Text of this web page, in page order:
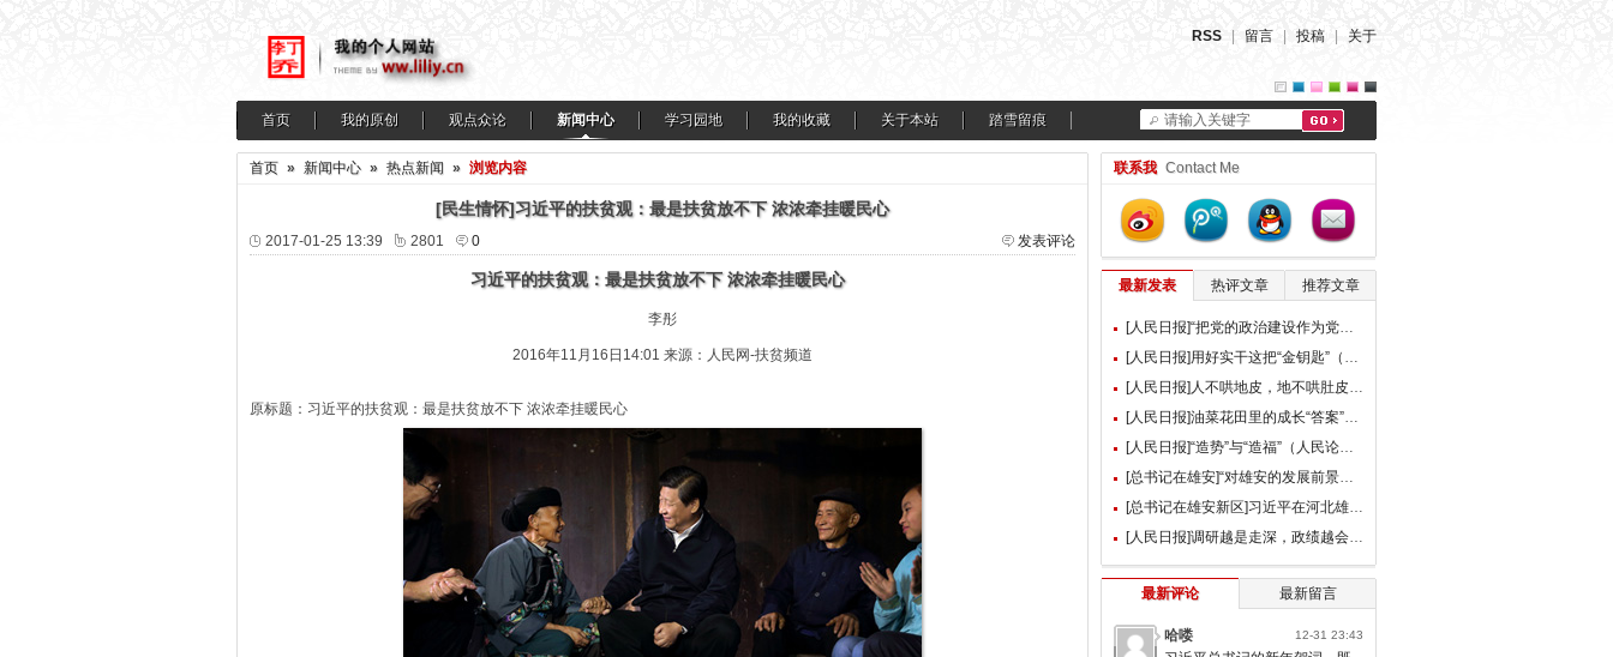
RSS 留言 投稿 关于
请输入关键字
首页 我的原创 观点众论 新闻中心 学习园地 我的收藏 关于本站 踏雪留痕
首页 » 新闻中心 » 热点新闻 » 浏览内容
[民生情怀]习近平的扶贫观：最是扶贫放不下 浓浓牵挂暖民心
2017-01-25 13:39 2801 0 发表评论
习近平的扶贫观：最是扶贫放不下 浓浓牵挂暖民心
李彤
2016年11月16日14:01 来源：人民网-扶贫频道
原标题：习近平的扶贫观：最是扶贫放不下 浓浓牵挂暖民心
联系我 Contact Me
最新发表 热评文章 推荐文章
最新评论 最新留言
哈喽 12-31 23:43